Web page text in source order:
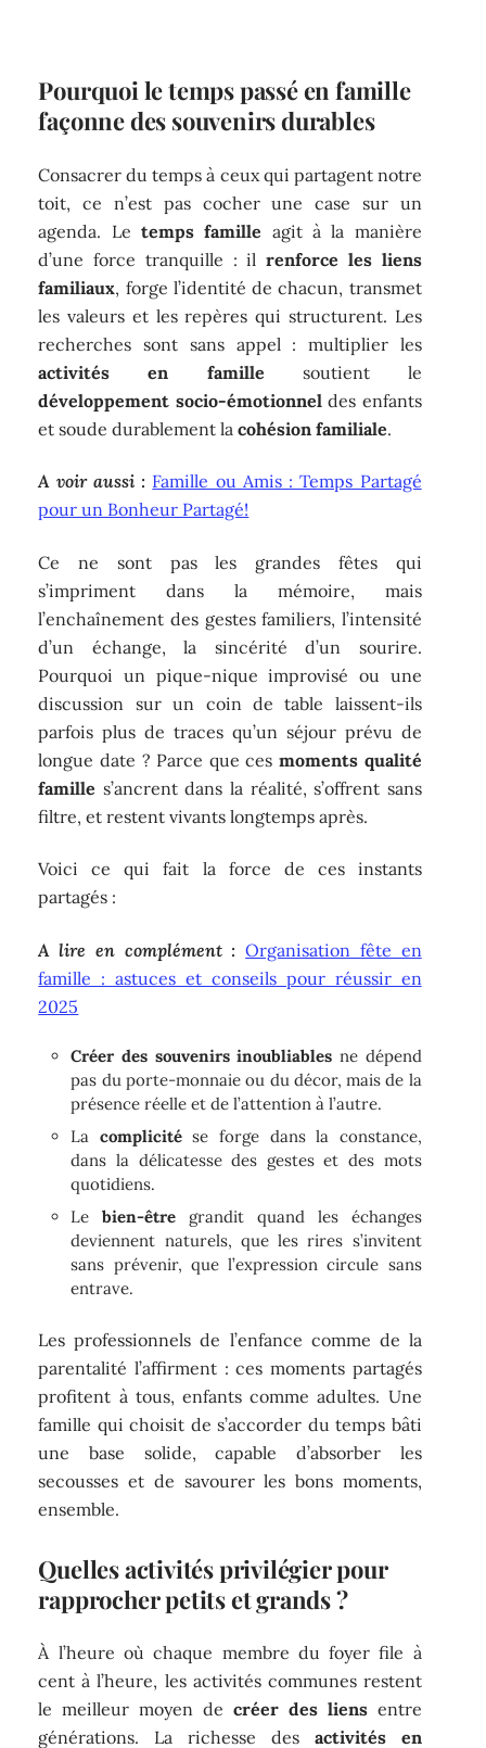
Pourquoi le temps passé en famille
façonne des souvenirs durables
Consacrer du temps à ceux qui partagent notre
toit, ce n’est pas cocher une case sur un
agenda. Letemps famille agit à la manière
d’une force tranquille : ilrenforce les liens
familiaux, forge l’identité de chacun, transmet
les valeurs et les repères qui structurent. Les
recherches sont sans appel : multiplier les
activités en famille soutient le
développement socio-émotionneldes enfants
et soude durablement lacohésion familiale.
A voir aussi : Famille ou Amis : Temps Partagé
pour un Bonheur Partagé!
Ce ne sont pas les grandes fêtes qui
s’impriment dans la mémoire, mais
l’enchaînement des gestes familiers, l’intensité
d’un échange, la sincérité d’un sourire.
Pourquoi un pique-nique improvisé ou une
discussion sur un coin de table laissent-ils
parfois plus de traces qu’un séjour prévu de
longue date ? Parce que cesmoments qualité
famille s’ancrent dans la réalité, s’offrent sans
filtre, et restent vivants longtemps après.
Voici ce qui fait la force de ces instants
partagés :
A lire en complément : Organisation fête en
famille : astuces et conseils pour réussir en
2025
Créer des souvenirs inoubliables ne dépend
pas du porte-monnaie ou du décor, mais de la
présence réelle et de l’attention à l’autre.
La complicitése forge dans la constance,
dans la délicatesse des gestes et des mots
quotidiens.
Lebien-être grandit quand les échanges
deviennent naturels, que les rires s’invitent
sans prévenir, que l’expression circule sans
entrave.
Les professionnels de l’enfance comme de la
parentalité l’affirment : ces moments partagés
profitent à tous, enfants comme adultes. Une
famille qui choisit de s’accorder du temps bâti
une base solide, capable d’absorber les
secousses et de savourer les bons moments,
ensemble.
Quelles activités privilégier pour
rapprocher petits et grands ?
À l’heure où chaque membre du foyer file à
cent à l’heure, les activités communes restent
le meilleur moyen de créer des liensentre
générations. La richesse des activités en